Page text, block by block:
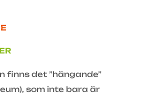
finns det ”hängande”
som inte bara är